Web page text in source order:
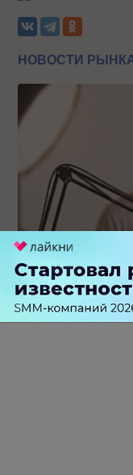
НОВОСТИ
Российский
стагнации после